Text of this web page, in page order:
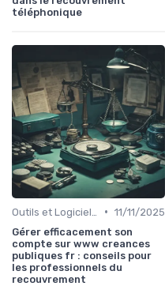
téléphonique
• 11/11/2025
Gérer efficacement son
compte sur www creances
publiques fr : conseils pour
les professionnels du
recouvrement